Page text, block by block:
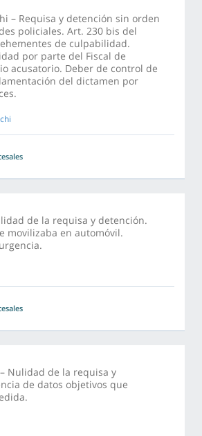
– Requisa y detención sin orden
policiales. Art. 230 bis del
de culpabilidad.
por parte del Fiscal de
acusatorio. Deber de control de
del dictamen por
de la requisa y detención.
movilizaba en automóvil.
– Nulidad de la requisa y
de datos objetivos que